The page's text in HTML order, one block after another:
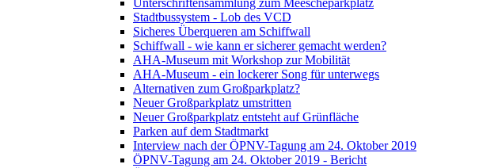
Unterschriftensammlung zum Meescheparkplatz
Stadtbussystem - Lob des VCD
Sicheres Überqueren am Schiffwall
Schiffwall - wie kann er sicherer gemacht werden?
AHA-Museum mit Workshop zur Mobilität
AHA-Museum - ein lockerer Song für unterwegs
Alternativen zum Großparkplatz?
Neuer Großparkplatz umstritten
Neuer Großparkplatz entsteht auf Grünfläche
Parken auf dem Stadtmarkt
Interview nach der ÖPNV-Tagung am 24. Oktober 2019
ÖPNV-Tagung am 24. Oktober 2019 - Bericht